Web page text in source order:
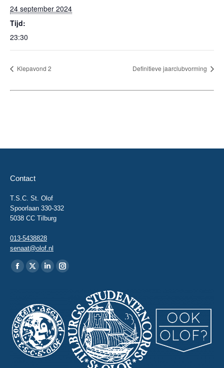
24 september 2024
Tijd:
23:30
Klepavond 2 Definitieve jaarclubvorming
Contact
T.S.C. St. Olof
Spoorlaan 330-332
5038 CC Tilburg
013-5438828
senaat@olof.nl
Vind ons op:
Facebook
in
new
window
X
in
new
window
Linkedin
in
new
window
Instagram
new
window